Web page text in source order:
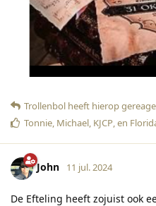
Trollenbol heeft hierop
Tonnie Michael KJCP , en
John 11 jul. 2024
De Efteling heeft zojuist ook